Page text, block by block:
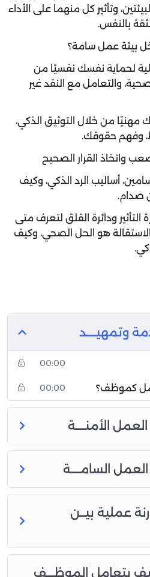
وتأثير كل منهما على الأداء
بالنفس.
لحماية نفسك نفسيًا من
والتعامل مع النقد غير
من خلال التوثيق الذكي،
وفهم حقوقك.
أساليب الرد الذكي، وكيف
صدام.
ودائرة القلق لتعرف متى
هو الحل الصحي، وكيف
وتمهيــــد
00:00
ﻛﻤﻮﻇﻒ؟ 00:00
الأمنــــة
العمل السامــــة
عملية بيــن
يتعامل الموظـــف